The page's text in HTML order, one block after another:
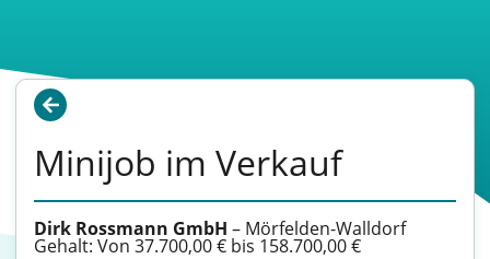
Minijob im Verkauf
Dirk Rossmann GmbH – Mörfelden-Walldorf
Gehalt: Von 37.700,00 € bis 158.700,00 €